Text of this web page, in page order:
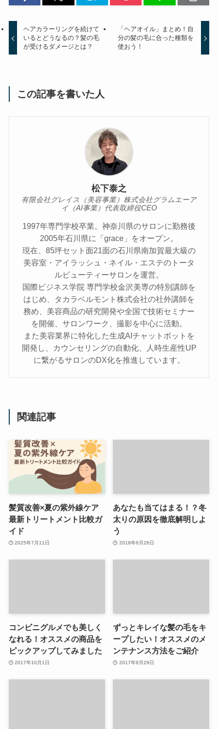
ヘアカラーリングを続けて
いるとどうなるの？髪の毛
が受けるダメージとは？
「ヘアオイル」まとめ！自
分の髪の毛に合った種類を
使おう！
この記事を書いた人
松下泰之
有限会社グレイス（美容事業）株式会社グラムエーア
イ（AI事業）代表取締役CEO
1997年専門学校卒業。神奈川県のサロンに勤務後
2005年石川県に「grace」をオープン。
現在、85坪セット面21面の石川県南加賀最大級の
美容室・アイラッシュ・ネイル・エステのトータ
ルビューティーサロンを運営。
国際ビジネス学院 専門学校金沢美専の特別講師を
はじめ、タカラベルモント株式会社の社外講師を
務め、美容商品の研究開発や全国で技術セミナー
を開催、サロンワーク、撮影を中心に活動。
また美容業界に特化した生成AIチャットボットを
開発し、カウンセリングの自動化、人時生産性UP
に繋がるサロンのDX化を推進しています。
関連記事
髪質改善×夏の紫外線ケア
最新トリートメント比較ガ
イド
2025年7月11日
あなたも当てはまる！？冬
太りの原因を徹底解明しよ
う
2018年6月26日
コンビニグルメでも美しく
なれる！オススメの商品を
ピックアップしてみました
2017年10月1日
ずっとキレイな髪の毛をキ
ープしたい！オススメのメ
ンテナンス方法をご紹介
2017年9月29日